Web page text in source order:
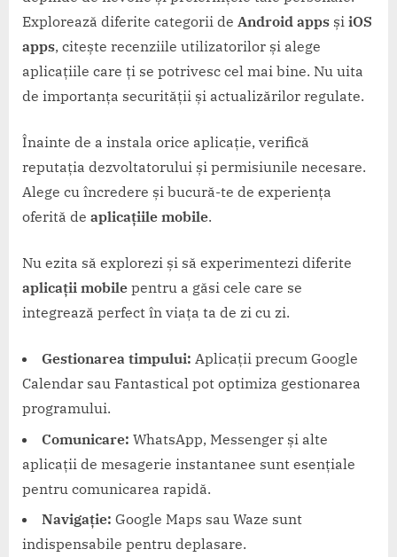
Explorează diferite categorii de Android apps și iOS
apps, citește recenziile utilizatorilor și alege
aplicațiile care ți se potrivesc cel mai bine. Nu uita
de importanța securității și actualizărilor regulate.
Înainte de a instala orice aplicație, verifică
reputația dezvoltatorului și permisiunile necesare.
Alege cu încredere și bucură-te de experiența
oferită de aplicațiile mobile.
Nu ezita să explorezi și să experimentezi diferite
aplicații mobile pentru a găsi cele care se
integrează perfect în viața ta de zi cu zi.
Gestionarea timpului: Aplicații precum Google
Calendar sau Fantastical pot optimiza gestionarea
programului.
Comunicare: WhatsApp, Messenger și alte
aplicații de mesagerie instantanee sunt esențiale
pentru comunicarea rapidă.
Navigație: Google Maps sau Waze sunt
indispensabile pentru deplasare.